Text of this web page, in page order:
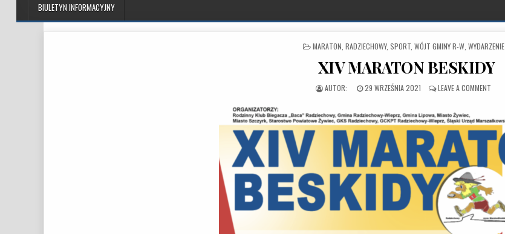
BIULETYN INFORMACYJNY
POSTED IN
MARATON RADZIECHOWY, SPORT, WÓJT GMINY R-W, WYDARZENIE
XIV MARATON BESKIDY
PUBLISHED DATE:
29 WRZEŚNIA 2021 LEAVE A COMMENT